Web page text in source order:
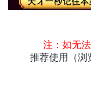
最新
快料